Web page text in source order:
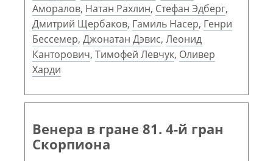
Аморалов, Натан Рахлин, Стефан Эдберг,
Дмитрий Щербаков, Гамиль Насер, Генри
Бессемер, Джонатан Дэвис, Леонид
Канторович, Тимофей Левчук, Оливер
Харди
Венера в гране 81. 4-й гран
Скорпиона